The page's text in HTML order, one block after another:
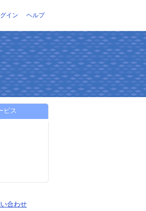
イン ヘルプ
ビス
合わせ